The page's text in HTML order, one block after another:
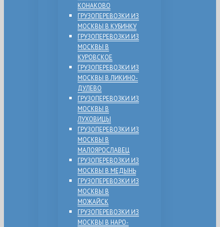
КОНАКОВО
ГРУЗОПЕРЕВОЗКИ ИЗ
МОСКВЫ В КУБИНКУ
ГРУЗОПЕРЕВОЗКИ ИЗ
МОСКВЫ В
КУРОВСКОЕ
ГРУЗОПЕРЕВОЗКИ ИЗ
МОСКВЫ В ЛИКИНО-
ДУЛЕВО
ГРУЗОПЕРЕВОЗКИ ИЗ
МОСКВЫ В
ЛУХОВИЦЫ
ГРУЗОПЕРЕВОЗКИ ИЗ
МОСКВЫ В
МАЛОЯРОСЛАВЕЦ
ГРУЗОПЕРЕВОЗКИ ИЗ
МОСКВЫ В МЕДЫНЬ
ГРУЗОПЕРЕВОЗКИ ИЗ
МОСКВЫ В
МОЖАЙСК
ГРУЗОПЕРЕВОЗКИ ИЗ
МОСКВЫ В НАРО-